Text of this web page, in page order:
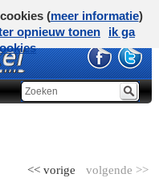
volgende >>
<< vorige
(meer informatie)
opnieuw tonen
ik ga